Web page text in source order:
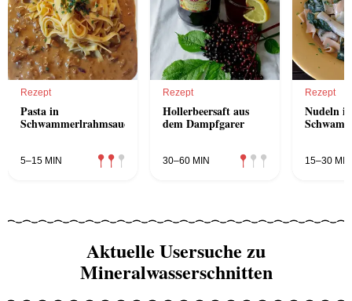
Rezept
Pasta in
Schwammerlrahmsauce
5–15 MIN
Rezept
Hollerbeersaft aus
dem Dampfgarer
30–60 MIN
Rezept
Nudeln
15–30 MIN
Aktuelle Usersuche zu
Mineralwasserschnitten